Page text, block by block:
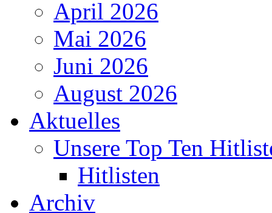
April 2026
Mai 2026
Juni 2026
August 2026
Aktuelles
Unsere Top Ten
Hitlisten
Archiv